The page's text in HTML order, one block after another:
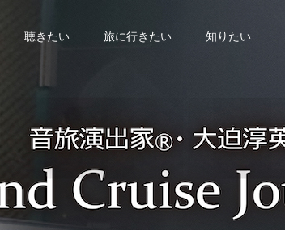
聴きたい 旅に行きたい 知りたい